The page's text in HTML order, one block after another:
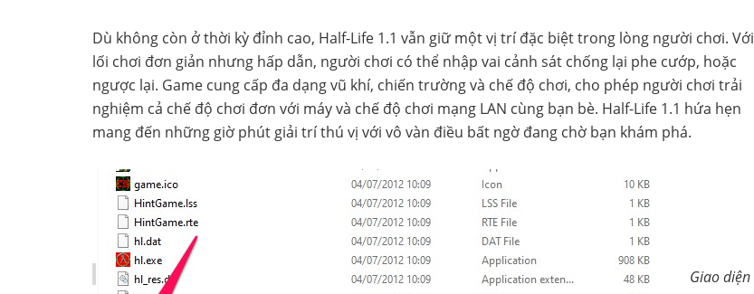
Dù không còn ở thời kỳ đỉnh cao, Half-Life 1.1 vẫn giữ một vị trí đặc biệt trong lòng người chơi. Với
lối chơi đơn giản nhưng hấp dẫn, người chơi có thể nhập vai cảnh sát chống lại phe cướp, hoặc
ngược lại. Game cung cấp đa dạng vũ khí, chiến trường và chế độ chơi, cho phép người chơi trải
nghiệm cả chế độ chơi đơn với máy và chế độ chơi mạng LAN cùng bạn bè. Half-Life 1.1 hứa hẹn
mang đến những giờ phút giải trí thú vị với vô vàn điều bất ngờ đang chờ bạn khám phá.
Giao diện